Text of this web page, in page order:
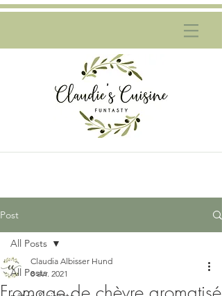
Post
All Posts
All Posts
Claudia Albisser Hund
8 avr. 2021